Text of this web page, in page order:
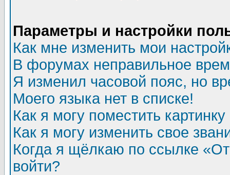
Параметры и настройки
Как мне изменить мои
В форумах неправильное
Я изменил часовой пояс, но
Моего языка нет в списке!
Как я могу поместить
Как я могу изменить свое
Когда я щёлкаю по ссылке
войти?